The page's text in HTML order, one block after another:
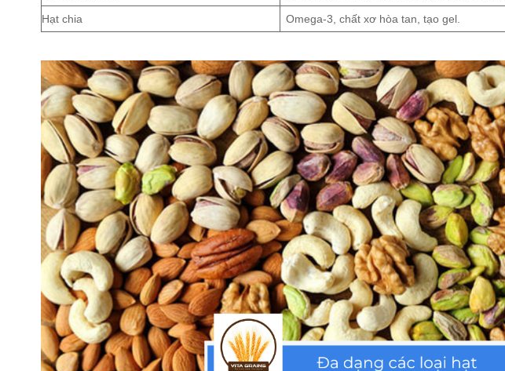
Hạt chia Omega-3, chất xơ hòa tan, tạo gel.